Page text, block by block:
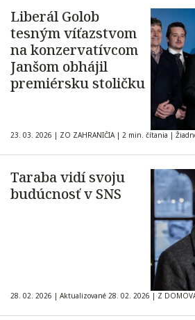
Liberál Golob
tesným víťazstvom
na konzervatívcom
Janšom obhájil
premiérsku stoličku
23. 03. 2026 | ZO ZAHRANIČIA | 2 min. čítania |
Taraba vidí svoju
budúcnosť v SNS
28. 02. 2026 | Aktualizované 28. 02. 2026 | Z